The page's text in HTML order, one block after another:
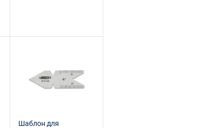
Шаблон для